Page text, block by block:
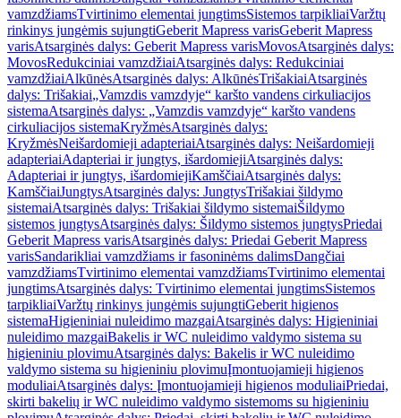
vamzdžiamsTvirtinimo elementai jungtimsSistemos tarpikliaiVaržtų
rinkinys jungėmis sujungtiGeberit Mapress varisGeberit Mapress
varisAtsarginės dalys: Geberit Mapress varisMovosAtsarginės dalys:
MovosRedukciniai vamzdžiaiAtsarginės dalys: Redukciniai
vamzdžiaiAlkūnėsAtsarginės dalys: AlkūnėsTrišakiaiAtsarginės
dalys: Trišakiai„Vamzdis vamzdyje“ karšto vandens cirkuliacijos
sistemaAtsarginės dalys: „Vamzdis vamzdyje“ karšto vandens
cirkuliacijos sistemaKryžmėsAtsarginės dalys:
KryžmėsNeišardomieji adapteriaiAtsarginės dalys: Neišardomieji
adapteriaiAdapteriai ir jungtys, išardomiejiAtsarginės dalys:
Adapteriai ir jungtys, išardomiejiKamščiaiAtsarginės dalys:
KamščiaiJungtysAtsarginės dalys: JungtysTrišakiai šildymo
sistemaiAtsarginės dalys: Trišakiai šildymo sistemaiŠildymo
sistemos jungtysAtsarginės dalys: Šildymo sistemos jungtysPriedai
Geberit Mapress varisAtsarginės dalys: Priedai Geberit Mapress
varisSandarikliai vamzdžiams ir fasoninėms dalimsDangčiai
vamzdžiamsTvirtinimo elementai vamzdžiamsTvirtinimo elementai
jungtimsAtsarginės dalys: Tvirtinimo elementai jungtimsSistemos
tarpikliaiVaržtų rinkinys jungėmis sujungtiGeberit higienos
sistemaHigieniniai nuleidimo mazgaiAtsarginės dalys: Higieniniai
nuleidimo mazgaiBakelis ir WC nuleidimo valdymo sistema su
higieniniu plovimuAtsarginės dalys: Bakelis ir WC nuleidimo
valdymo sistema su higieniniu plovimuĮmontuojamieji higienos
moduliaiAtsarginės dalys: Įmontuojamieji higienos moduliaiPriedai,
skirti bakelių ir WC nuleidimo valdymo sistemoms su higieniniu